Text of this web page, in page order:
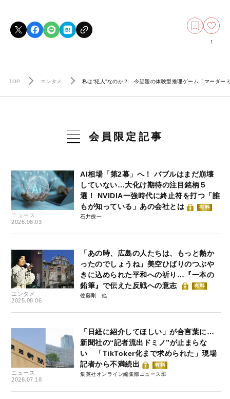
1
TOP エンタメ 私は“犯人”なのか？ 今話題の体験型推理ゲーム「マーダー
会員限定記事
ニュース
2026.08.03
AI相場「第2幕」へ！ バブルはまだ崩壊
していない…大化け期待の注目銘柄５
選！ NVIDIA一強時代に終止符を打つ「誰
もが知っている」あの会社とは
有料
石井僚一
エンタメ
2025.08.06
「あの時、広島の人たちは、もっと熱か
ったのでしょうね」美空ひばりのつぶや
きに込められた平和への祈り…『一本の
鉛筆』で伝えた反戦への意志
有料
佐藤剛
ニュース
2026.07.18
「日経に紹介してほしい」が合言葉に…
新聞社の“記者流出ドミノ”が止まらな
い 「TikToker化まで求められた」現場
記者から不満続出
有料
集英社オンライン編集部ニュース班